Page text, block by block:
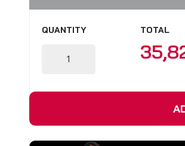
VIEW ALL PRODUCTS
QUANTITY TOTAL